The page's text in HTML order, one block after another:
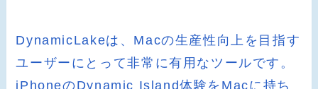
DynamicLakeは、Macの生産性向上を目指す
ユーザーにとって非常に有用なツールです。
iPhoneのDynamic Island体験をMacに持ち